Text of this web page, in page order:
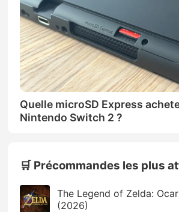
Quelle microSD Express
Nintendo Switch 2 ?
🛒 Précommandes les plus
The Legend of Zelda:
(2026)